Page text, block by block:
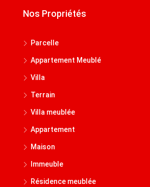
Nos Propriétés
Parcelle
Appartement Meublé
Villa
Terrain
Villa meublée
Appartement
Maison
Immeuble
Résidence meublée